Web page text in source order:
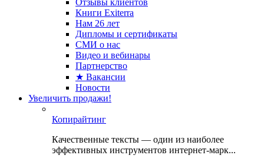
Отзывы клиентов
Книги Exiterra
Нам 26 лет
Дипломы и сертификаты
СМИ о нас
Видео и вебинары
Партнерство
★ Вакансии
Новости
Увеличить продажи!
Копирайтинг
Качественные тексты — один из наиболее
эффективных инструментов интернет-марк...